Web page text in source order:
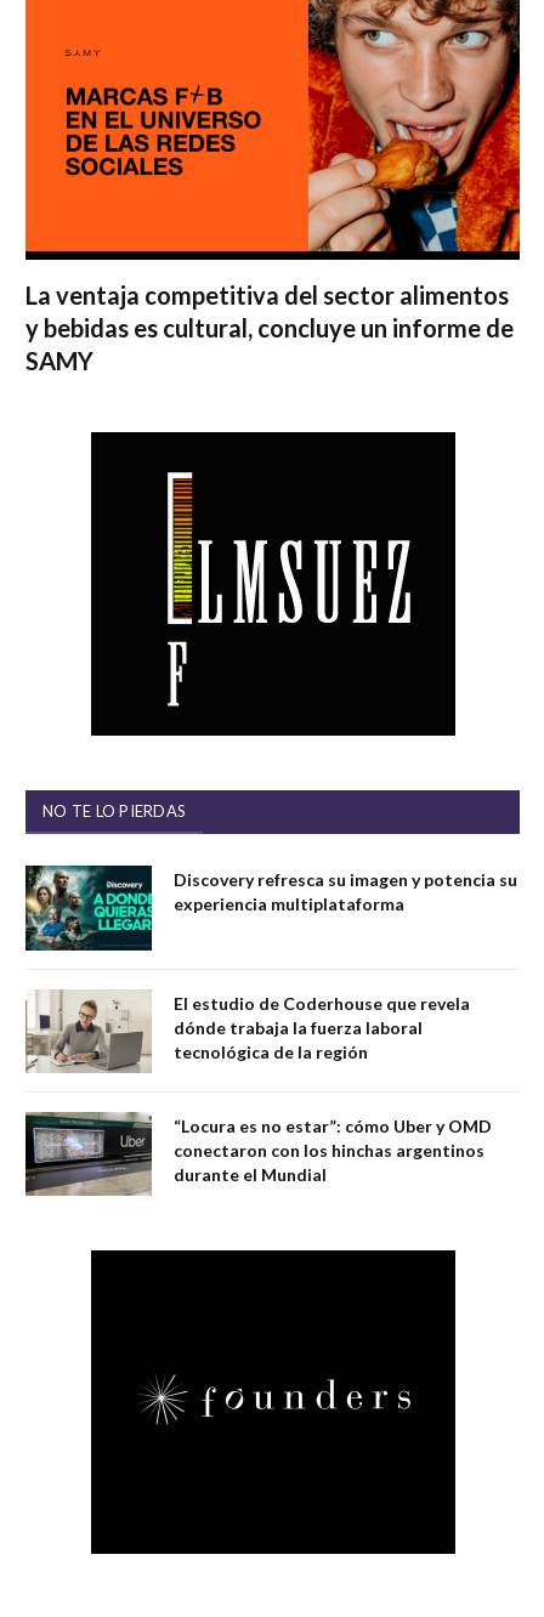
La ventaja competitiva del sector alimentos
y bebidas es cultural, concluye un informe de
SAMY
NO TE LO PIERDAS
Discovery refresca su imagen y potencia su
experiencia multiplataforma
El estudio de Coderhouse que revela
dónde trabaja la fuerza laboral
tecnológica de la región
“Locura es no estar”: cómo Uber y OMD
conectaron con los hinchas argentinos
durante el Mundial